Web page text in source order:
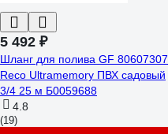
5 492 ₽
Шланг для полива GF 80607307
Reco Ultramemory ПВХ садовый
3/4 25 м Б0059688
4.8
(19)